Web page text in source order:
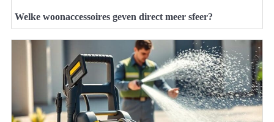
Welke woonaccessoires geven direct meer sfeer?